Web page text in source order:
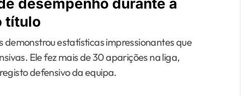
título
estatísticas impressionantes que
Ele fez mais de 30 aparições na liga,
defensivo da equipa.